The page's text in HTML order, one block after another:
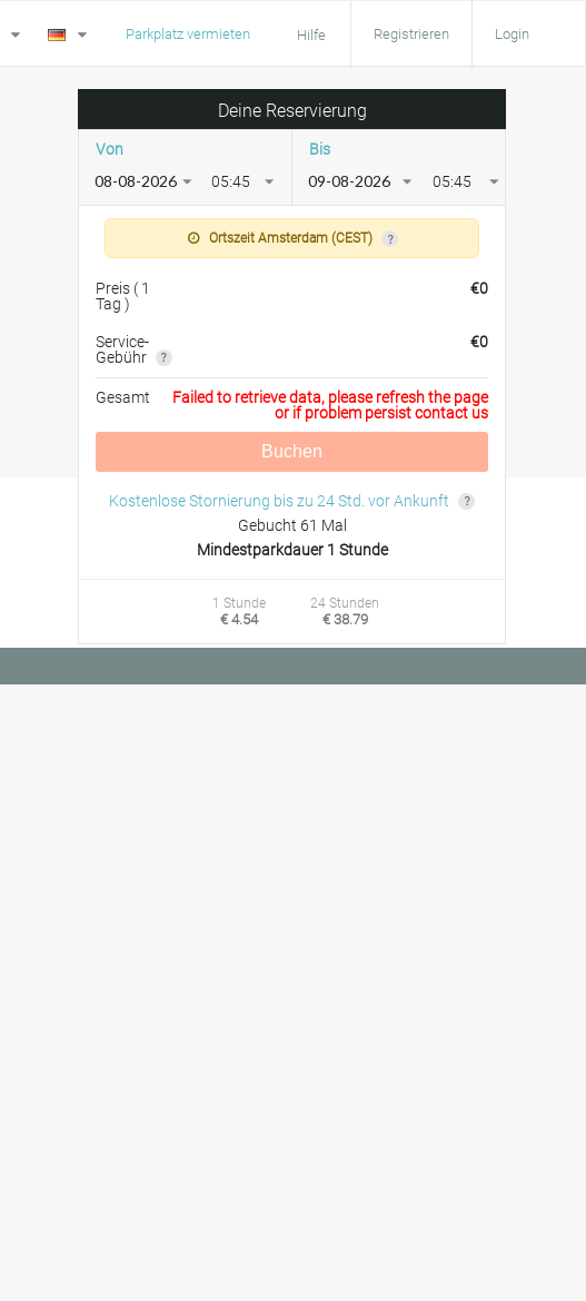
Parkplatz vermieten Hilfe Registrieren Login
Deine Reservierung
Von
05:45
Bis
05:45
Ortszeit Amsterdam (CEST)
Preis (1
Tag )
€0
Service-
Gebühr
€0
Gesamt
Failed to retrieve data, please refresh the page
or if problem persist contact us
Buchen
Kostenlose Stornierung bis zu 24 Std. vor Ankunft
Gebucht 61 Mal
Mindestparkdauer 1 Stunde
1 Stunde
€ 4.54
24 Stunden
€ 38.79